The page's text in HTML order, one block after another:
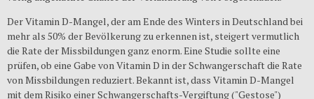
Der Vitamin D-Mangel, der am Ende des Winters in Deutschland bei
mehr als 50% der Bevölkerung zu erkennen ist, steigert vermutlich
die Rate der Missbildungen ganz enorm. Eine Studie sollte eine
prüfen, ob eine Gabe von Vitamin D in der Schwangerschaft die Rate
von Missbildungen reduziert. Bekannt ist, dass Vitamin D-Mangel
mit dem Risiko einer Schwangerschafts-Vergiftung ("Gestose")